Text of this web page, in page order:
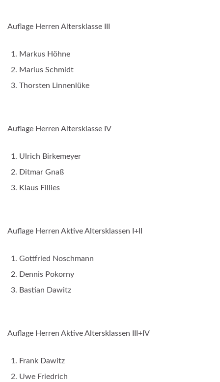
Auflage Herren Altersklasse III
Markus Höhne
Marius Schmidt
Thorsten Linnenlüke
Auflage Herren Altersklasse IV
Ulrich Birkemeyer
Ditmar Gnaß
Klaus Fillies
Auflage Herren Aktive Altersklassen I+II
Gottfried Noschmann
Dennis Pokorny
Bastian Dawitz
Auflage Herren Aktive Altersklassen III+IV
Frank Dawitz
Uwe Friedrich